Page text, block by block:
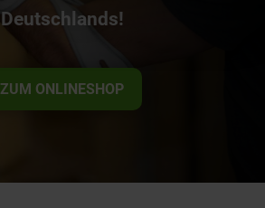
Deutschlands!
ZUM ONLINESHOP